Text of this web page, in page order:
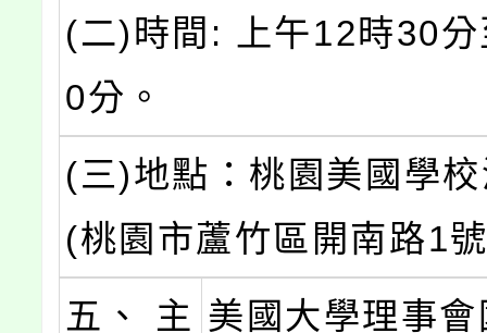
(二)時間: 上午12時30
0分。
(三)地點：桃園美國學
(桃園市蘆竹區開南路1
五、 主 美國大學理事